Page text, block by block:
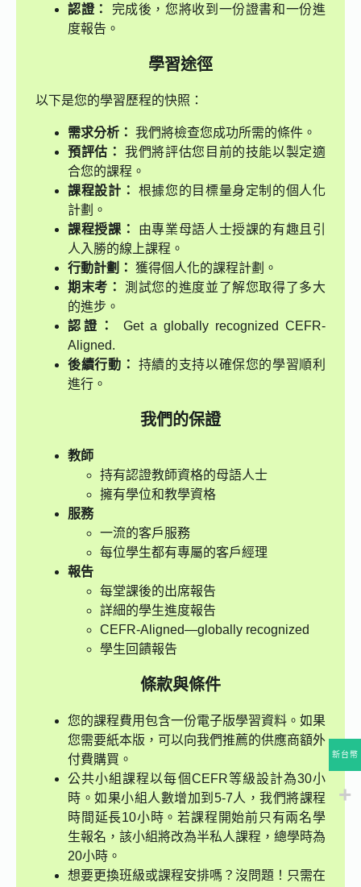
認證：
完成後，您將收到一份證書和一份進
度報告。
學習途徑
以下是您的學習歷程的快照：
需求分析： 我們將檢查您成功所需的條件。
預評估：
我們將評估您目前的技能以製定適
合您的課程。
課程設計：
根據您的目標量身定制的個人化
計劃。
課程授課：
由專業母語人士授課的有趣且引
人入勝的線上課程。
行動計劃： 獲得個人化的課程計劃。
期末考：
測試您的進度並了解您取得了多大
的進步。
認證：
Get a globally recognized CEFR-
Aligned.
後續行動：
持續的支持以確保您的學習順利
進行。
我們的保證
教師
持有認證教師資格的母語人士
擁有學位和教學資格
服務
一流的客戶服務
每位學生都有專屬的客戶經理
報告
每堂課後的出席報告
詳細的學生進度報告
CEFR-Aligned—globally recognized
學生回饋報告
條款與條件
您的課程費用包含一份電子版學習資料。如果
您需要紙本版，可以向我們推薦的供應商額外
付費購買。
公共小組課程以每個CEFR等級設計為30小
時。如果小組人數增加到5-7人，我們將課程
時間延長10小時。若課程開始前只有兩名學
生報名，該小組將改為半私人課程，總學時為
20小時。
想要更換班級或課程安排嗎？沒問題！只需在
新台幣